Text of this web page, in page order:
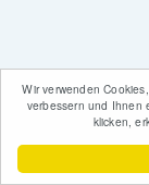
Wir verwenden
verbessern und Ihnen
klicken,